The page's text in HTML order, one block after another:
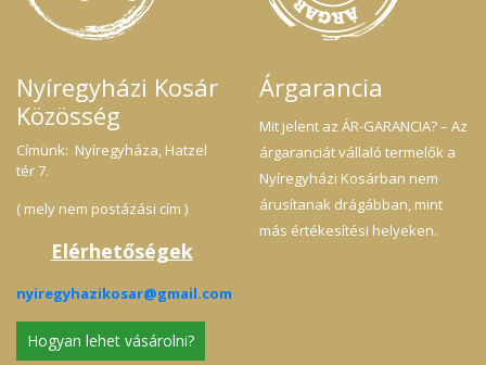
Nyíregyházi Kosár
Közösség
Címünk: Nyíregyháza, Hatzel
tér 7.
( mely nem postázási cím )
Elérhetőségek
nyiregyhazikosar@gmail.com
Hogyan lehet vásárolni?
Árgarancia
Mit jelent az ÁR-GARANCIA? – Az
árgaranciát vállaló termelők a
Nyíregyházi Kosárban nem
árusítanak drágábban, mint
más értékesítési helyeken.